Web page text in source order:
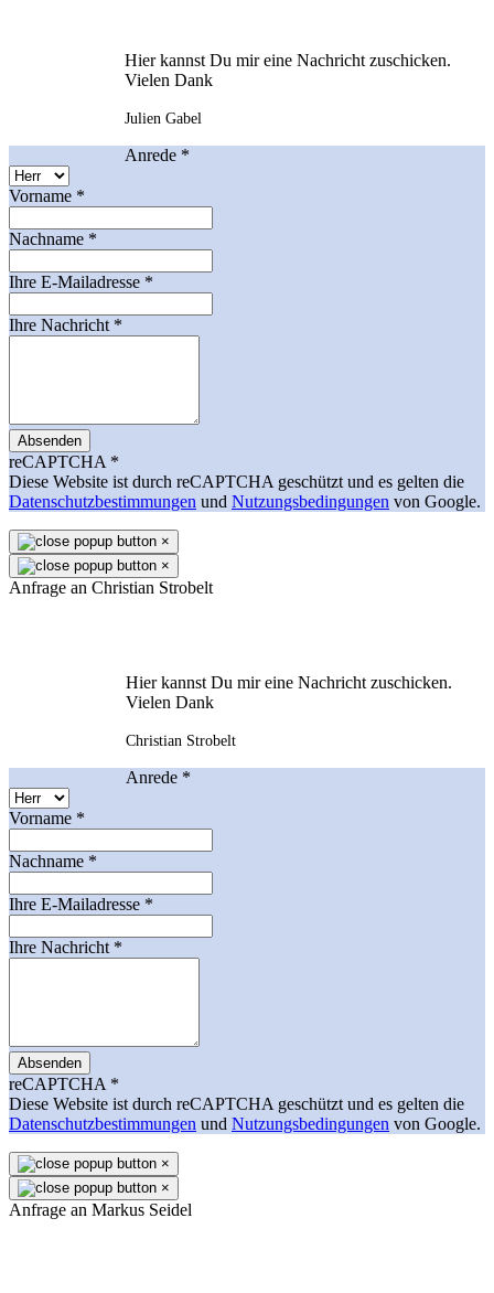
Hier kannst Du mir eine Nachricht zuschicken.
Vielen Dank
Julien Gabel
Anrede *
Vorname *
Nachname *
Ihre E-Mailadresse *
Ihre Nachricht *
Absenden
reCAPTCHA *
Diese Website ist durch reCAPTCHA geschützt und es gelten die
Datenschutzbestimmungen und Nutzungsbedingungen von Google.
×
×
Anfrage an Christian Strobelt
Hier kannst Du mir eine Nachricht zuschicken.
Vielen Dank
Christian Strobelt
Anrede *
Vorname *
Nachname *
Ihre E-Mailadresse *
Ihre Nachricht *
Absenden
reCAPTCHA *
Diese Website ist durch reCAPTCHA geschützt und es gelten die
Datenschutzbestimmungen und Nutzungsbedingungen von Google.
×
×
Anfrage an Markus Seidel